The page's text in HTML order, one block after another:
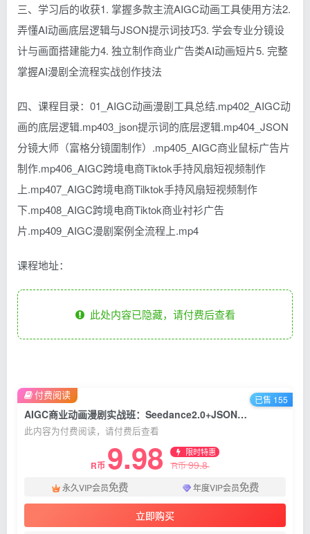
三、学习后的收获1. 掌握多款主流AIGC动画工具使用方法2.
弄懂AI动画底层逻辑与JSON提示词技巧3. 学会专业分镜设
计与画面搭建能力4. 独立制作商业广告类AI动画短片5. 完整
掌握AI漫剧全流程实战创作技法
四、课程目录：01_AIGC动画漫剧工具总结.mp402_AIGC动
画的底层逻辑.mp403_json提示词的底层逻辑.mp404_JSON
分镜大师（富格分镜圍制作）.mp405_AIGC商业鼠标广告片
制作.mp406_AIGC跨境电商Tiktok手持风扇短视频制作
上.mp407_AIGC跨境电商Tilktok手持风扇短视频制作
下.mp408_AIGC跨境电商Tiktok商业衬衫广告
片.mp409_AIGC漫剧案例全流程上.mp4
课程地址：
此处内容已隐藏，请付费后查看
AIGC商业动画漫剧实战班：Seedance2.0+JSON分镜大师，做出能接单的广告片
此内容为付费阅读，请付费后查看
R币 9.98 限时特惠
R币99.8
永久VIP会员免费 年度VIP会员免费
立即购买
付费阅读 已售 155